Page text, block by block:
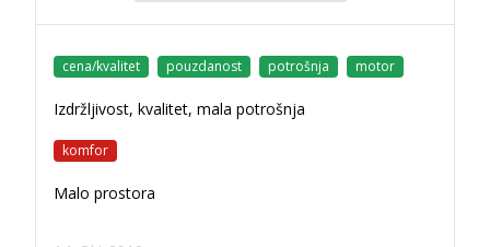
cena/kvalitet pouzdanost potrošnja motor
Izdržljivost, kvalitet, mala potrošnja
komfor
Malo prostora